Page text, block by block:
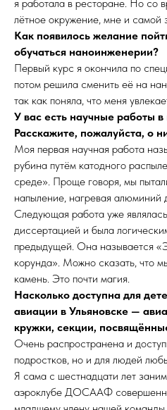
я работала в ресторане. Но со
лётное окружение, мне и самой
Как появилось желание
обучаться наноинженерии?
Первый курс я окончила по
потом решила сменить её на
так как поняла, что меня
У вас есть научные работы
Расскажите, пожалуйста, о
Моя первая научная работа
рубина путём катодного
среде». Проще говоря, мы
напыление, нагревая алюминий
Следующая работа уже
диссертацией и была
предыдущей. Она называется
корунда». Можно сказать, что
камень. Это почти магия.
Насколько доступна для
авиации в Ульяновске —
кружки, секции,
Очень распространена и
подростков, но и для людей
Я сама с шестнадцати лет
аэроклубе ДОСААФ